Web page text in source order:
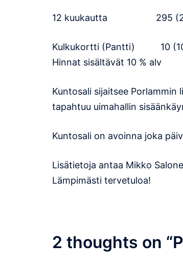
12 kuukautta 295
Kulkukortti (Pantti) 10
Hinnat sisältävät 10 % alv
Kuntosali sijaitsee Porlammin
tapahtuu uimahallin
Kuntosali on avoinna joka
Lisätietoja antaa Mikko
Lämpimästi tervetuloa!
2 thoughts on “